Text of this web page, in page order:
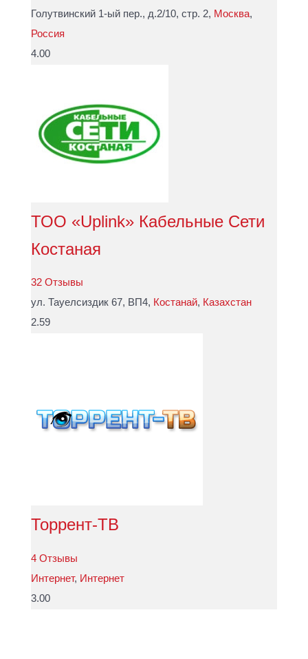
Голутвинский 1-ый пер., д.2/10, стр. 2, Москва,
Россия
4.00
ТОО «Uplink» Кабельные Сети
Костаная
32 Отзывы
ул. Тауелсиздик 67, ВП4, Костанай, Казахстан
2.59
Торрент-ТВ
4 Отзывы
Интернет, Интернет
3.00